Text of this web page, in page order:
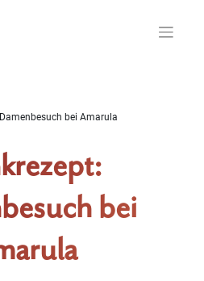
bei Amarula
bei